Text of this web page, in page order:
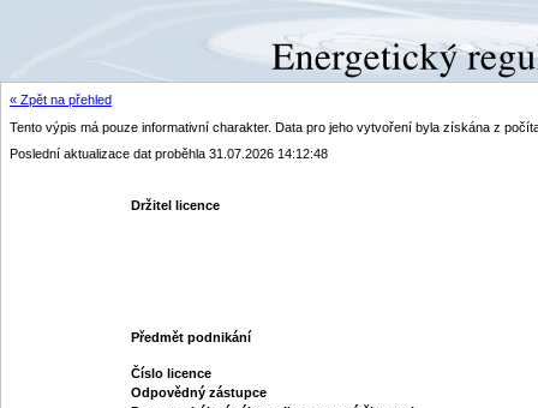
« Zpět na přehled
Tento výpis má pouze informativní charakter. Data pro jeho vytvoření byla získána z
Poslední aktualizace dat proběhla 31.07.2026 14:12:48
Držitel licence
Předmět podnikání
Číslo licence
Odpovědný zástupce